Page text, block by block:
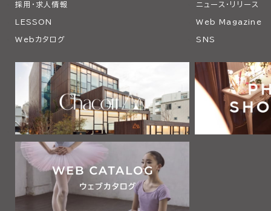
採用・求人情報 ニュース・リリース
LESSON Web Magazine
Webカタログ SNS